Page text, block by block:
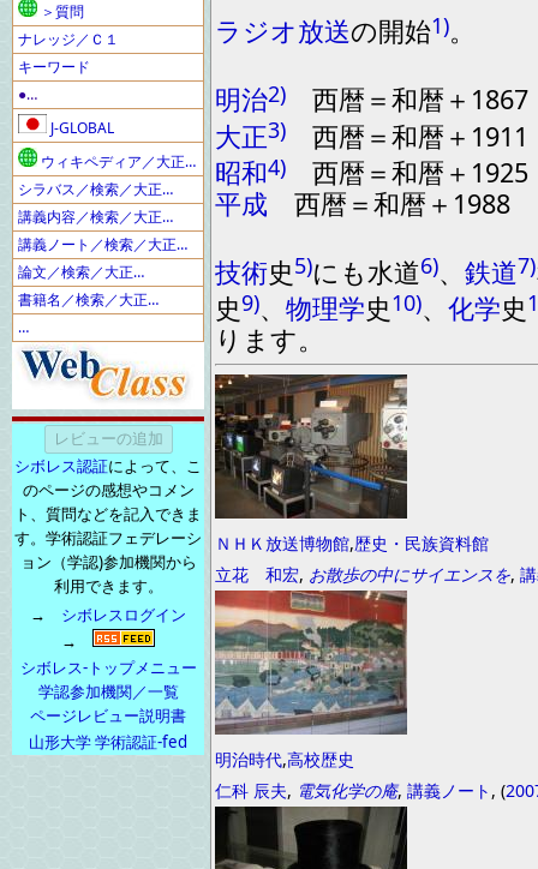
＞質問
ナレッジ／Ｃ１
キーワード
●…
J-GLOBAL
ウィキペディア／大正…
シラバス／検索／大正…
講義内容／検索／大正…
講義ノート／検索／大正…
論文／検索／大正…
書籍名／検索／大正…
…
シボレス認証によって、こ
のページの感想やコメン
ト、質問などを記入できま
す。学術認証フェデレーシ
ョン（学認)参加機関から
利用できます。
→ シボレスログイン
→
シボレス-トップメニュー
学認参加機関／一覧
ページレビュー説明書
山形大学 学術認証-fed
ラジオ放送の開始1)。
明治2) 西暦 ＝和暦 ＋ 1867
大正3) 西暦 ＝和暦 ＋ 1911
昭和4) 西暦 ＝和暦 ＋ 1925
平成
西暦 ＝和暦 ＋ 1988
技術史5)に も水道6)、 鉄道7)
史9)、 物理学史10)、 化学史
ります。
ＮＨＫ放送博物館,歴史・民族資料館
立花 和宏, お散歩の中にサイエンスを,
明治時代,高校歴史
仁科 辰夫, 電気化学の庵, 講義ノート , (